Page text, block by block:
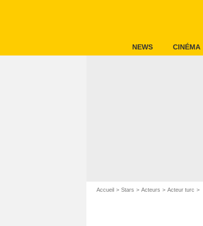
NEWS CINÉMA
Accueil Stars Acteurs Acteur turc